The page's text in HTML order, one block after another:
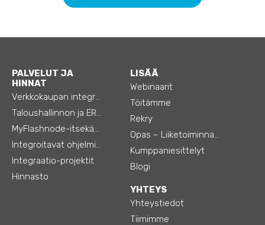
PALVELUT JA
HINNAT
Verkkokaupan integraatiot
Taloushallinnon ja ERP:n integraatiot
MyFlashnode-itsekäyttö-automaatio
Integroitavat ohjelmistot
Integraatio-projektit
Hinnasto
LISÄÄ
Webinaarit
Töitämme
Rekry
Opas – Liiketoiminnan tehostamiseen
Kumppaniesittelyt
Blogi
YHTEYS
Yhteystiedot
Tiimimme